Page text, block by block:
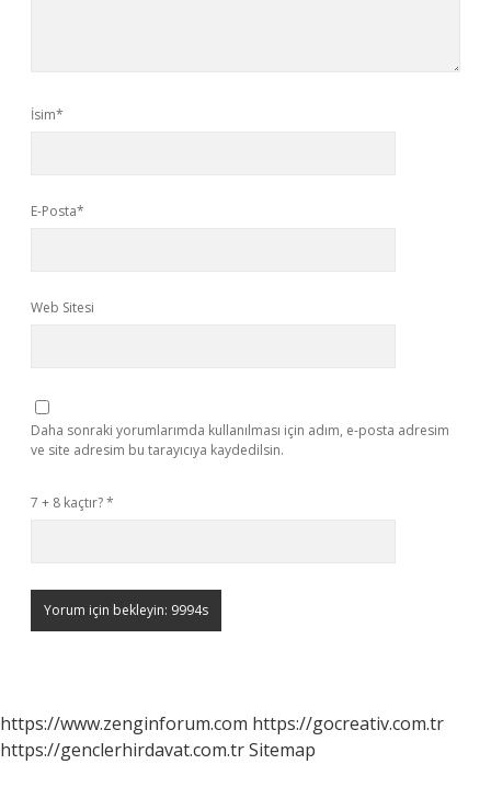
İsim*
E-Posta*
Web Sitesi
Daha sonraki yorumlarımda kullanılması için adım, e-posta adresim
ve site adresim bu tarayıcıya kaydedilsin.
7 + 8 kaçtır?*
https://www.zenginforum.com https://gocreativ.com.tr
https://genclerhirdavat.com.trSitemap